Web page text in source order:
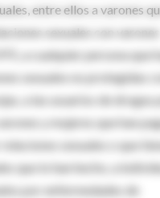
entre ellos a varones
sexuales con varones
a cualquier persona que
sexuales no protegidas
a las usuarios de drogas
y mujeres que han
sexuales o que
que lo han hecho, a
por enfermedades de